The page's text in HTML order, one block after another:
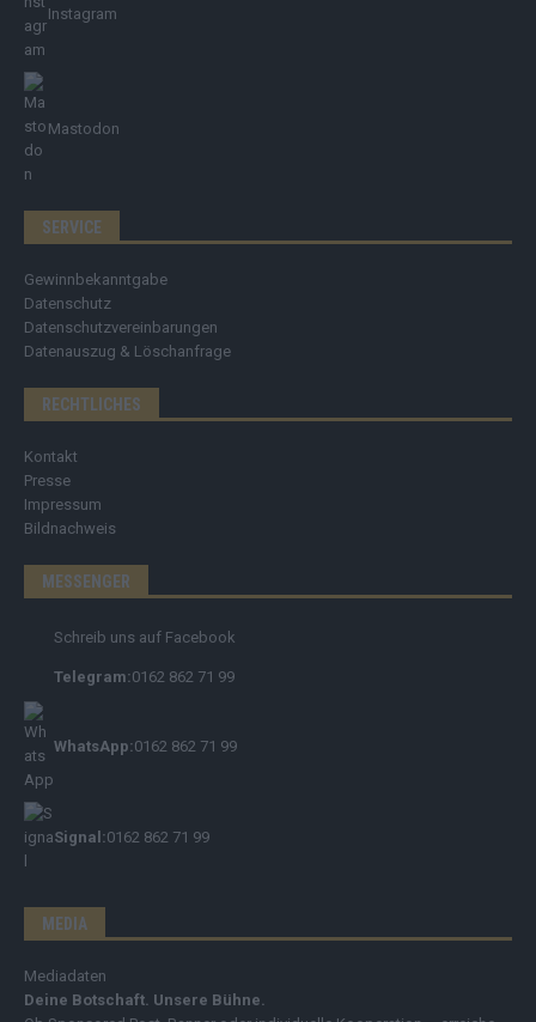
Instagram
Mastodon
SERVICE
Gewinnbekanntgabe
Datenschutz
Datenschutzvereinbarungen
Datenauszug & Löschanfrage
RECHTLICHES
Kontakt
Presse
Impressum
Bildnachweis
MESSENGER
Schreib uns auf Facebook
Telegram:0162 862 71 99
WhatsApp:0162 862 71 99
Signal:0162 862 71 99
MEDIA
Mediadaten
Deine Botschaft. Unsere Bühne.